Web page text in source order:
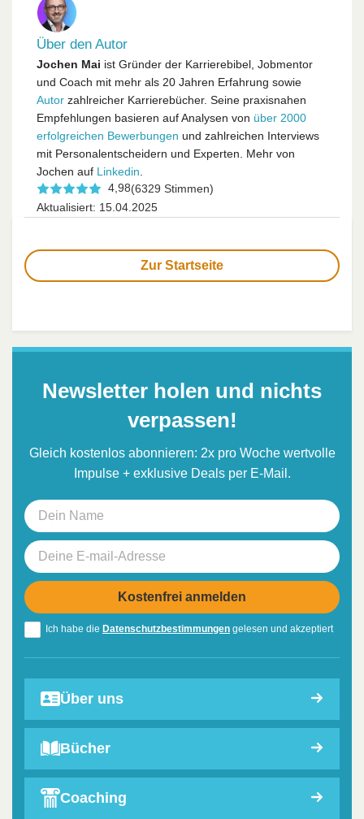
Über den Autor
Jochen Mai ist Gründer der Karrierebibel, Jobmentor
und Coach mit mehr als 20 Jahren Erfahrung sowie
Autor zahlreicher Karrierebücher. Seine praxisnahen
Empfehlungen basieren auf Analysen von über 2000
erfolgreichen Bewerbungen und zahlreichen Interviews
mit Personalentscheidern und Experten. Mehr von
Jochen auf Linkedin
4,98(6329 Stimmen)
Aktualisiert: 15.04.2025
Zur Startseite
Newsletter holen und nichts
verpassen!
Gleich kostenlos abonnieren: 2x pro Woche wertvolle
Impulse + exklusive Deals per E-Mail.
Ich habe die Datenschutzbestimmungen gelesen und akzeptiert
Über uns
Bücher
Coaching